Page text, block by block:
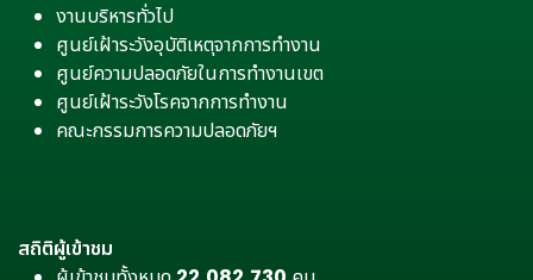
งานบริหารทั่วไป
ศูนย์เฝ้าระวังอุบัติเหตุจากการทำงาน
ศูนย์ความปลอดภัยในการทำงานเขต
ศูนย์เฝ้าระวังโรคจากการทำงาน
คณะกรรมการความปลอดภัยฯ
สถิติผู้เข้าชม